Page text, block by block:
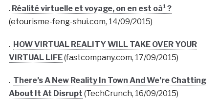
. Réalité virtuelle et voyage, on en est oà¹ ?
(etourisme-feng-shui.com, 14/09/2015)
. HOW VIRTUAL REALITY WILL TAKE OVER YOUR
VIRTUAL LIFE(fastcompany.com, 17/09/2015)
. There’s A New Reality In Town And We’re Chatting
About It At Disrupt (TechCrunch, 16/09/2015)